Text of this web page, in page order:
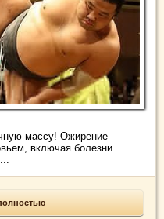
массу! Ожирение
включая болезни